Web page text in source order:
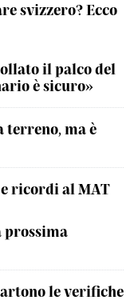
svizzero? Ecco
il palco del
è sicuro»
terreno, ma è
ricordi al MAT
prossima
le verifiche